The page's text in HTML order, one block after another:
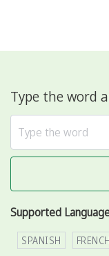
Type the word
Supported
SPANISH FRENCH